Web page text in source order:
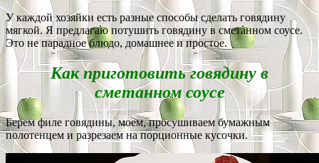
У каждой хозяйки есть разные способы сделать говядину
мягкой. Я предлагаю потушить говядину в сметанном соусе.
Это не парадное блюдо, домашнее и простое.
Как приготовить говядину в
сметанном соусе
Берем филе говядины, моем, просушиваем бумажным
полотенцем и разрезаем на порционные кусочки.